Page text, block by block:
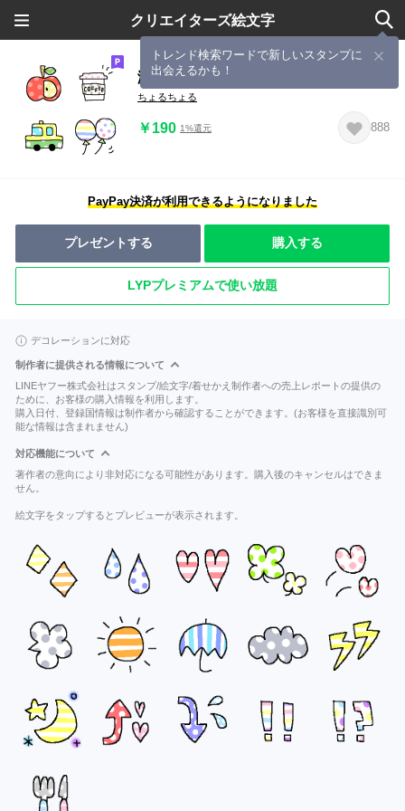
クリエイターズ絵文字
トレンド検索ワードで新しいスタンプに
出会えるかも！
激かわ★絵文字
ちょるちょる
￥190 1%還元 888
PayPay決済が利用できるようになりました
プレゼントする 購入する
LYPプレミアムで使い放題
デコレーションに対応
制作者に提供される情報について
LINEヤフー株式会社はスタンプ/絵文字/着せかえ制作者への売上レポートの提供の
ために、お客様の購入情報を利用します。
購入日付、登録国情報は制作者から確認することができます。(お客様を直接識別可
能な情報は含まれません)
対応機能について
著作者の意向により非対応になる可能性があります。購入後のキャンセルはできま
せん。
絵文字をタップするとプレビューが表示されます。